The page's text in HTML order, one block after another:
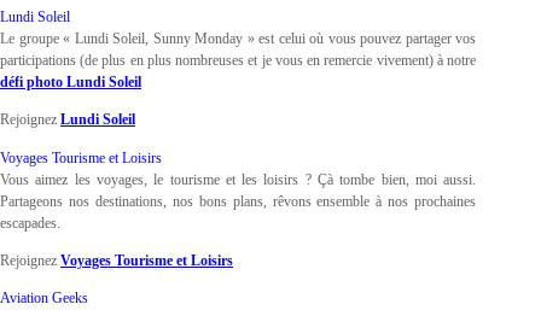
Lundi Soleil
Le groupe « Lundi Soleil, Sunny Monday » est celui où vous pouvez partager vos
participations (de plus en plus nombreuses et je vous en remercie vivement) à notre
défi photo Lundi Soleil
Rejoignez Lundi Soleil
Voyages Tourisme et Loisirs
Vous aimez les voyages, le tourisme et les loisirs ? Çà tombe bien, moi aussi.
Partageons nos destinations, nos bons plans, rêvons ensemble à nos prochaines
escapades.
Rejoignez Voyages Tourisme et Loisirs
Aviation Geeks